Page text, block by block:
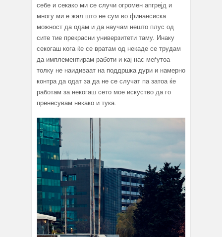
себе и секако ми се случи огромен апгрејд и
многу ми е жал што не сум во финансиска
можност да одам и да научам нешто плус од
сите тие прекрасни универзитети таму. Инаку
секогаш кога ќе се вратам од некаде се трудам
да имплементирам работи и кај нас меѓутоа
толку не наидиваат на поддршка дури и намерно
контра да одат за да не се случат па затоа ќе
работам за некогаш сето мое искуство да го
пренесувам некако и тука.